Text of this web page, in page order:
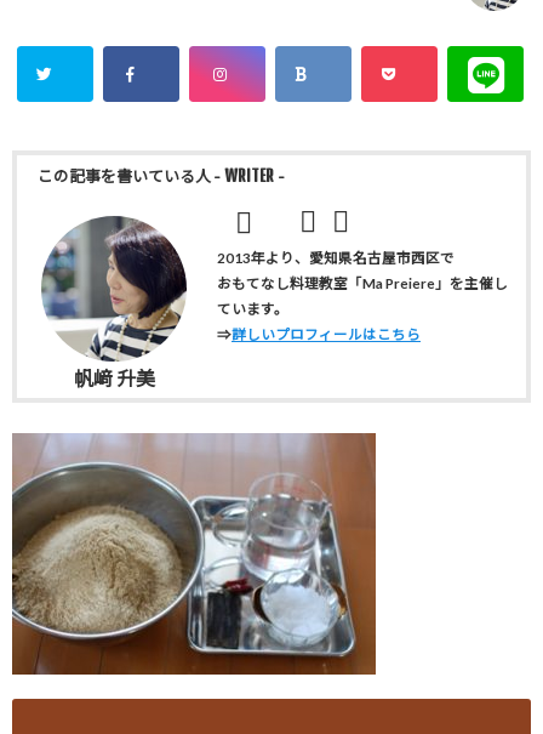
この記事を書いている人 - WRITER -
2013年より、愛知県名古屋市西区で
おもてなし料理教室「Ma Preiere」を主催し
ています。
⇒詳しいプロフィールはこちら
帆﨑 升美